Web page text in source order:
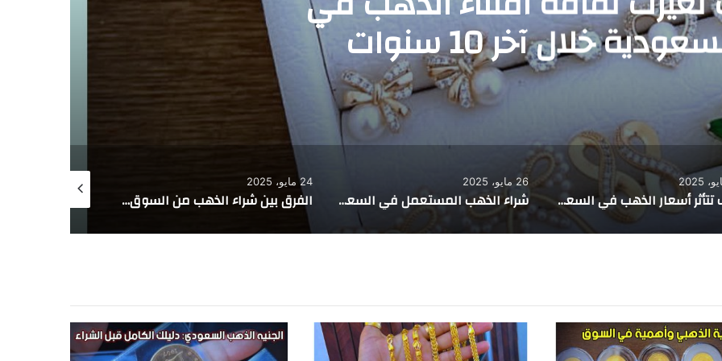
بمواسم
كيف تتأثر أسعار الذهب في السعودية بمواسم الحج والعمرة
26 مايو، 2025
شراء الذهب المستعمل في السعودية: هل يوفر المال فعلا أم يحمل مخاطر خفية الفرق بين شراء الذهب من السوق المحلي ومن المتاجر الإلكترونية في السعودية